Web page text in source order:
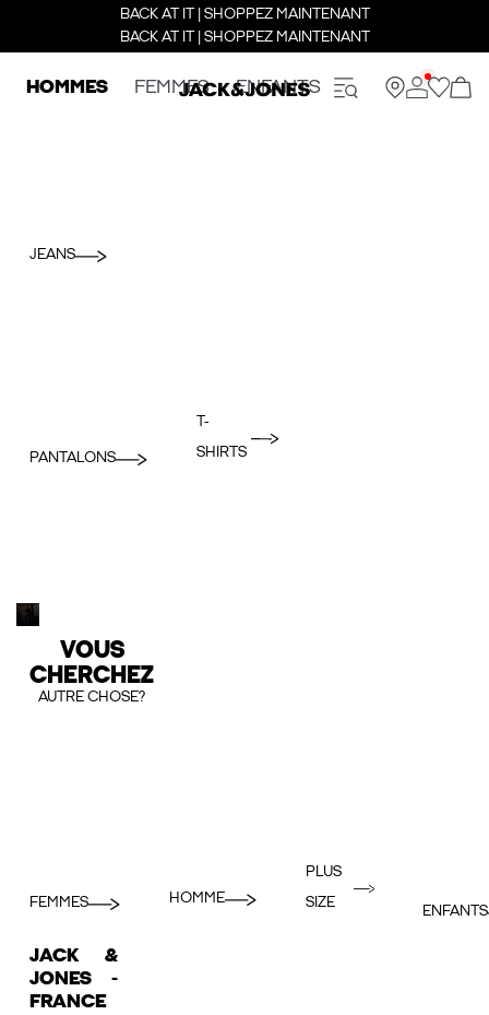
BACK AT IT | SHOPPEZ MAINTENANT
BACK AT IT | SHOPPEZ MAINTENANT
HOMMES FEMMES ENFANTS
JEANS
PANTALONS
T-
SHIRTS
VOUS
CHERCHEZ
AUTRE CHOSE?
FEMMES HOMME
PLUS
SIZE
ENFANTS
JACK &
JONES -
FRANCE